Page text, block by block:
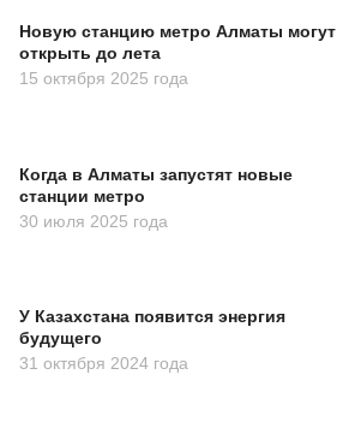
Новую станцию метро Алматы могут
открыть до лета
15 октября 2025 года
Когда в Алматы запустят новые
станции метро
30 июля 2025 года
У Казахстана появится энергия
будущего
31 октября 2024 года